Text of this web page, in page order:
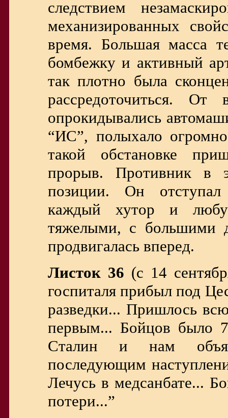
следствием
механизированных
время. Большая масса
бомбежку и активный
так плотно была
рассредоточиться.
опрокидывались
“ИС”, полыхало
такой обстановке
прорыв. Противник в
позиции. Он отступал
каждый хутор и
тяжелыми, с большими
продвигалась вперед.
Листок 36 (с 14
госпиталя прибыл под
разведки... Пришлось
первым... Бойцов было
Сталин и нам
последующим
Лечусь в медсанбате...
потери...”